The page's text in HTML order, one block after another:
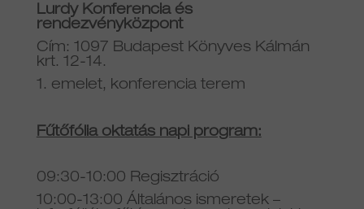
Lurdy Konferencia és
rendezvényközpont
Cím: 1097 Budapest Könyves Kálmán
krt. 12-14.
1. emelet, konferencia terem
Fűtőfólia oktatás napi program:
09:30-10:00 Regisztráció
10:00-13:00 Általános ismeretek –